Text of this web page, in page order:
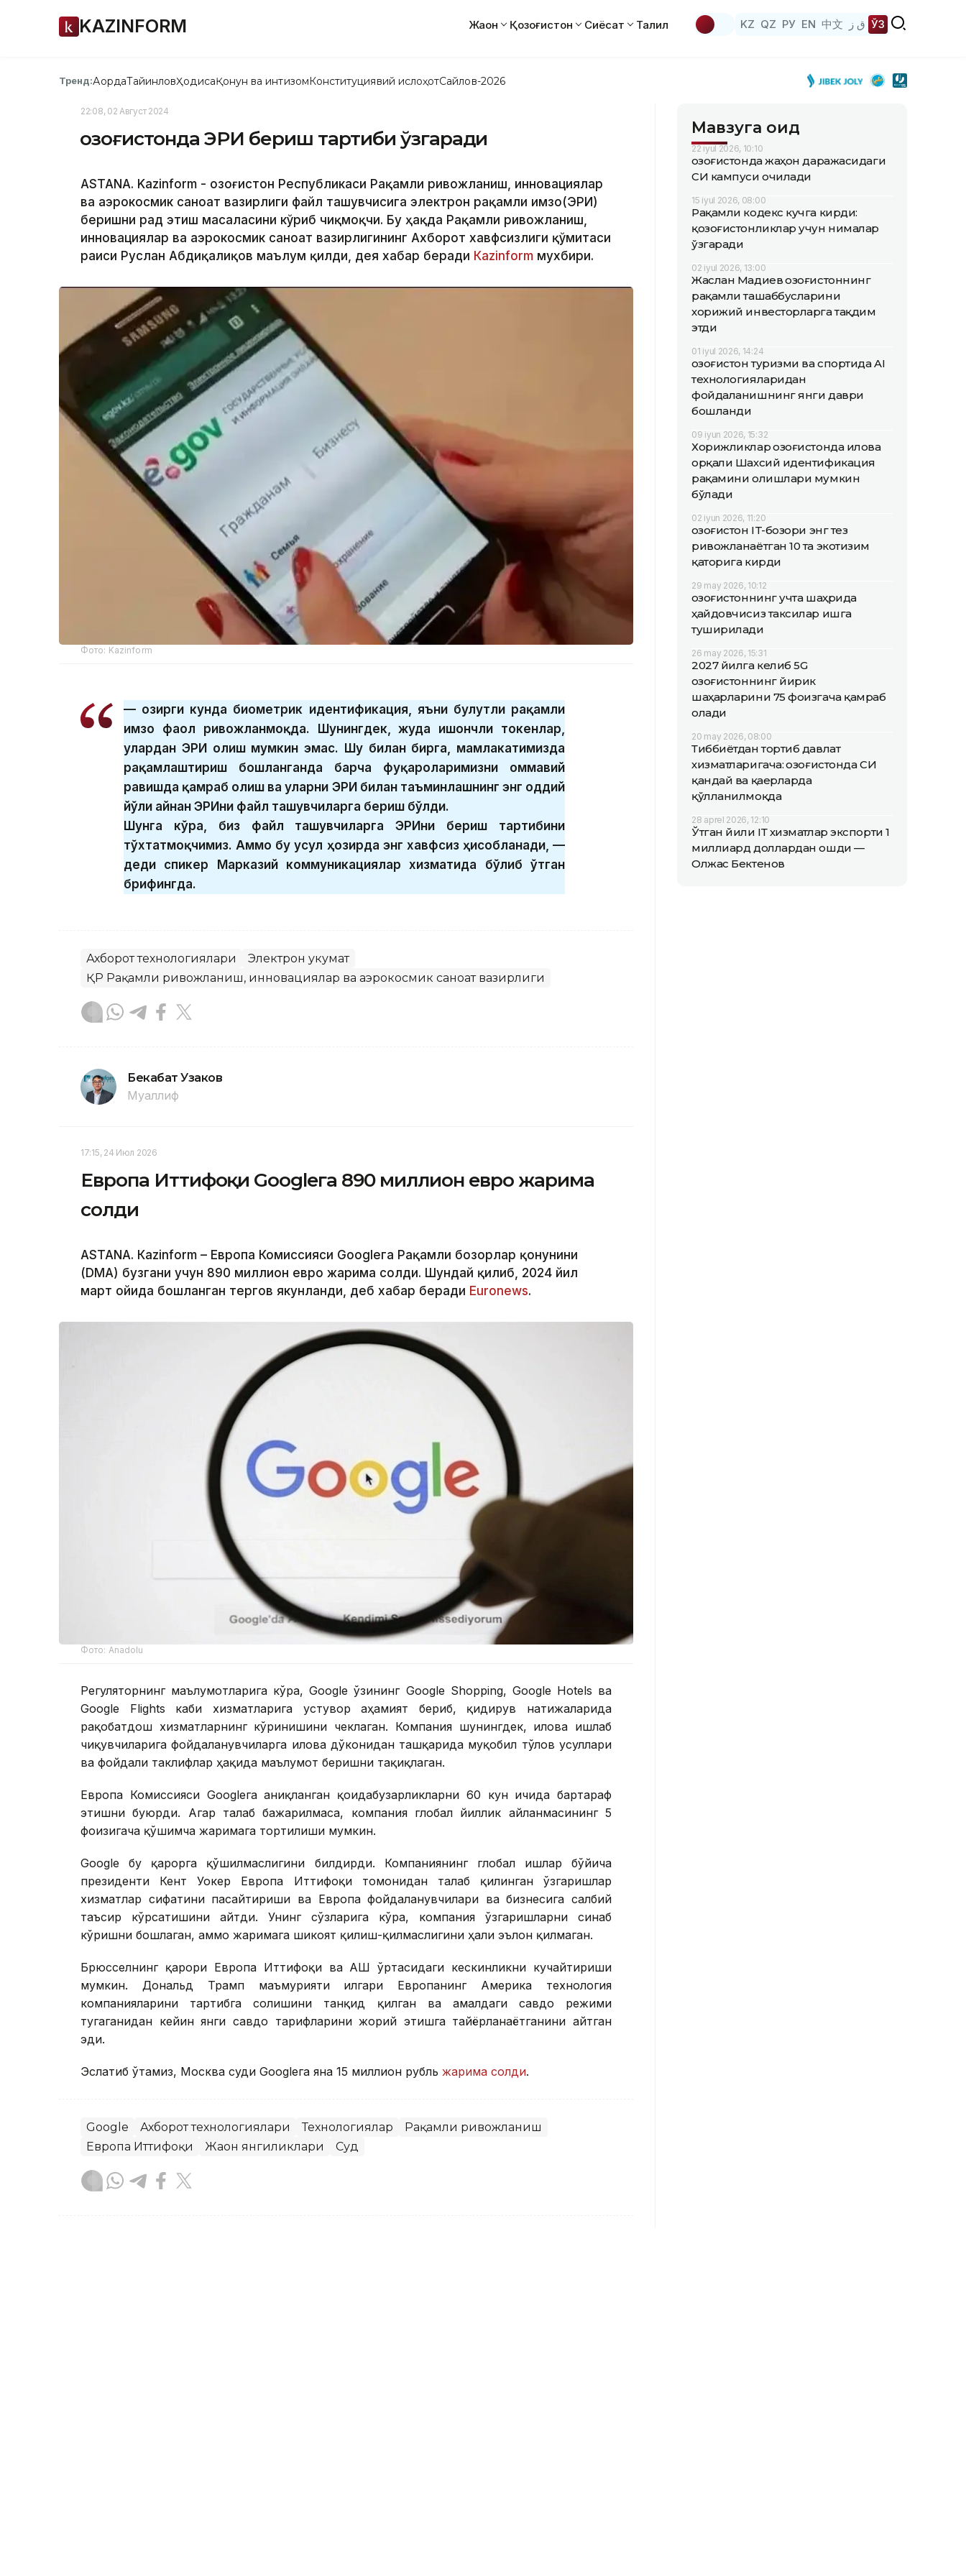
KAZINFORM Жаҳон Қозоғистон Сиёсат Таҳлил KZ QZ РУ EN 中文 ق ز ЎЗ
Тренд:АқордаТайинловҲодисаҚонун ва интизомКонституциявий ислоҳотСайлов-2026
22:08, 02 Август 2024
Қозоғистонда ЭРИ бериш тартиби ўзгаради
ASTANA. Kazinform - Қозоғистон Республикаси Рақамли ривожланиш, инновациялар
ва аэрокосмик саноат вазирлиги файл ташувчисига электрон рақамли имзо(ЭРИ)
беришни рад этиш масаласини кўриб чиқмоқчи. Бу ҳақда Рақамли ривожланиш,
инновациялар ва аэрокосмик саноат вазирлигининг Ахборот хавфсизлиги қўмитаси
раиси Руслан Абдиқалиқов маълум қилди, дея хабар беради Кazinform мухбири.
Фото: Kazinform
— Ҳозирги кунда биометрик идентификация, яъни булутли рақамли
имзо фаол ривожланмоқда. Шунингдек, жуда ишончли токенлар,
улардан ЭРИ олиш мумкин эмас. Шу билан бирга, мамлакатимизда
рақамлаштириш бошланганда барча фуқароларимизни оммавий
равишда қамраб олиш ва уларни ЭРИ билан таъминлашнинг энг оддий
йўли айнан ЭРИни файл ташувчиларга бериш бўлди.
Шунга кўра, биз файл ташувчиларга ЭРИни бериш тартибини
тўхтатмоқчимиз. Аммо бу усул ҳозирда энг хавфсиз ҳисобланади, —
деди спикер Марказий коммуникациялар хизматида бўлиб ўтган
брифингда.
Ахборот технологиялари
Электрон ҳукумат
ҚР Рақамли ривожланиш, инновациялар ва аэрокосмик саноат вазирлиги
Бекабат Узаков
Муаллиф
17:15, 24 Июл 2026
Европа Иттифоқи Googleга 890 миллион евро жарима
солди
ASTANА. Кazinform – Европа Комиссияси Googleга Рақамли бозорлар қонунини
(DMA) бузгани учун 890 миллион евро жарима солди. Шундай қилиб, 2024 йил
март ойида бошланган тергов якунланди, деб хабар беради Euronews.
Фото: Аnadolu
Регуляторнинг маълумотларига кўра, Google ўзининг Google Shopping, Google Hotels ва
Google Flights каби хизматларига устувор аҳамият бериб, қидирув натижаларида
рақобатдош хизматларнинг кўринишини чеклаган. Компания шунингдек, илова ишлаб
чиқувчиларига фойдаланувчиларга илова дўконидан ташқарида муқобил тўлов усуллари
ва фойдали таклифлар ҳақида маълумот беришни тақиқлаган.
Европа Комиссияси Googleга аниқланган қоидабузарликларни 60 кун ичида бартараф
этишни буюрди. Агар талаб бажарилмаса, компания глобал йиллик айланмасининг 5
фоизигача қўшимча жаримага тортилиши мумкин.
Google бу қарорга қўшилмаслигини билдирди. Компаниянинг глобал ишлар бўйича
президенти Кент Уокер Европа Иттифоқи томонидан талаб қилинган ўзгаришлар
хизматлар сифатини пасайтириши ва Европа фойдаланувчилари ва бизнесига салбий
таъсир кўрсатишини айтди. Унинг сўзларига кўра, компания ўзгаришларни синаб
кўришни бошлаган, аммо жаримага шикоят қилиш-қилмаслигини ҳали эълон қилмаган.
Брюсселнинг қарори Европа Иттифоқи ва АҚШ ўртасидаги кескинликни кучайтириши
мумкин. Дональд Трамп маъмурияти илгари Европанинг Америка технология
компанияларини тартибга солишини танқид қилган ва амалдаги савдо режими
тугаганидан кейин янги савдо тарифларини жорий этишга тайёрланаётганини айтган
эди.
Эслатиб ўтамиз, Москва суди Googleга яна 15 миллион рубль жарима солди.
Google Ахборот технологиялари Технологиялар
Рақамли ривожланиш
Европа Иттифоқи
Жаҳон янгиликлари Суд
Мавзуга оид
22 iyul 2026, 10:10
Қозоғистонда жаҳон даражасидаги
СИ кампуси очилади
15 iyul 2026, 08:00
Рақамли кодекс кучга кирди:
қозоғистонликлар учун нималар
ўзгаради
02 iyul 2026, 13:00
Жаслан Мадиев Қозоғистоннинг
рақамли ташаббусларини
хорижий инвесторларга тақдим
этди
01 iyul 2026, 14:24
Қозоғистон туризми ва спортида AI
технологияларидан
фойдаланишнинг янги даври
бошланди
09 iyun 2026, 15:32
Хорижликлар Қозоғистонда илова
орқали Шахсий идентификация
рақамини олишлари мумкин
бўлади
02 iyun 2026, 11:20
Қозоғистон IT-бозори энг тез
ривожланаётган 10 та экотизим
қаторига кирди
29 may 2026, 10:12
Қозоғистоннинг учта шаҳрида
ҳайдовчисиз таксилар ишга
туширилади
26 may 2026, 15:31
2027 йилга келиб 5G
Қозоғистоннинг йирик
шаҳарларини 75 фоизгача қамраб
олади
20 may 2026, 08:00
Тиббиётдан тортиб давлат
хизматларигача: Қозоғистонда СИ
қандай ва қаерларда
қўлланилмоқда
28 aprel 2026, 12:10
Ўтган йили IТ хизматлар экспорти 1
миллиард доллардан ошди —
Олжас Бектенов